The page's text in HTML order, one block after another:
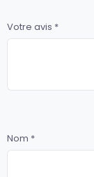
Votre avis *
Nom *